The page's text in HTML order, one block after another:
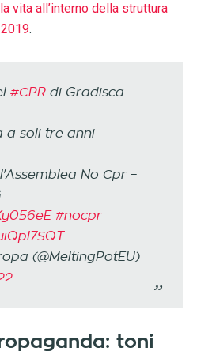
vita all’interno della struttura
.
#CPRdi Gradisca
a soli tre anni
No Cpr –
#nocpr
(@MeltingPotEU)
toni